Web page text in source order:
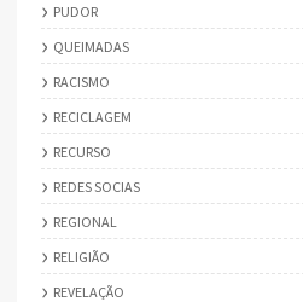
PUDOR
QUEIMADAS
RACISMO
RECICLAGEM
RECURSO
REDES SOCIAS
REGIONAL
RELIGIÃO
REVELAÇÃO